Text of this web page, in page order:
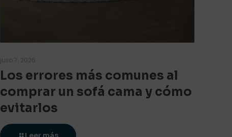
julio 7, 2026
Los errores más comunes al
comprar un sofá cama y cómo
evitarlos